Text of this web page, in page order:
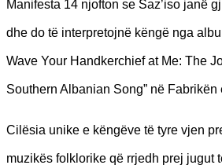
Manifesta 14 njofton se Saz’iso janë
dhe do të interpretojnë këngë nga
Wave Your Handkerchief at Me: The
Southern Albanian Song” në Fabrikën
Cilësia unike e këngëve të tyre vjen
muzikës folklorike që rrjedh prej jugut